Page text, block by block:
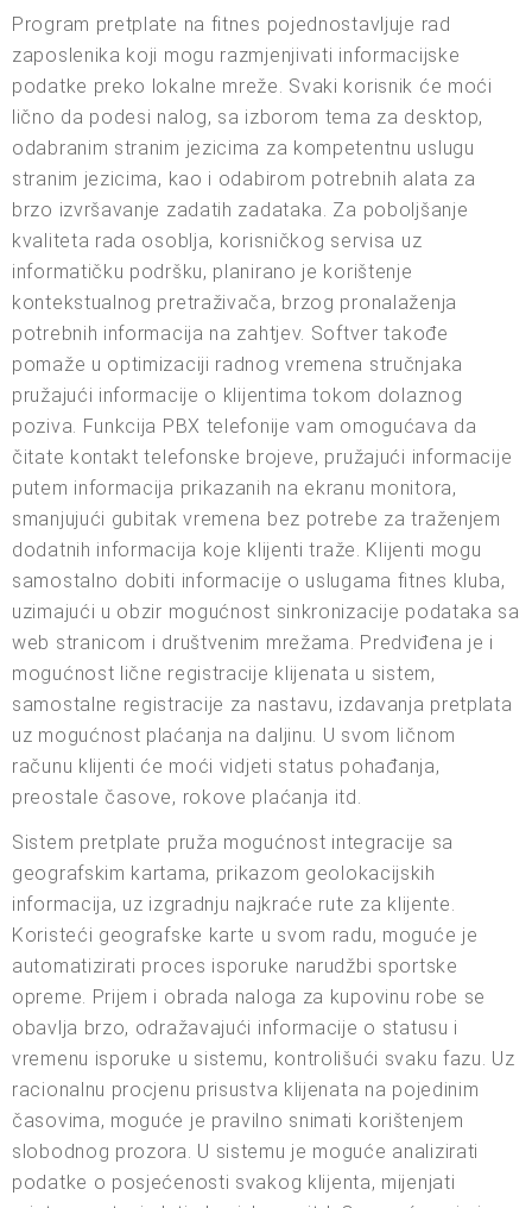
Program pretplate na fitnes pojednostavljuje rad
zaposlenika koji mogu razmjenjivati informacijske
podatke preko lokalne mreže. Svaki korisnik će moći
lično da podesi nalog, sa izborom tema za desktop,
odabranim stranim jezicima za kompetentnu uslugu
stranim jezicima, kao i odabirom potrebnih alata za
brzo izvršavanje zadatih zadataka. Za poboljšanje
kvaliteta rada osoblja, korisničkog servisa uz
informatičku podršku, planirano je korištenje
kontekstualnog pretraživača, brzog pronalaženja
potrebnih informacija na zahtjev. Softver takođe
pomaže u optimizaciji radnog vremena stručnjaka
pružajući informacije o klijentima tokom dolaznog
poziva. Funkcija PBX telefonije vam omogućava da
čitate kontakt telefonske brojeve, pružajući informacije
putem informacija prikazanih na ekranu monitora,
smanjujući gubitak vremena bez potrebe za traženjem
dodatnih informacija koje klijenti traže. Klijenti mogu
samostalno dobiti informacije o uslugama fitnes kluba,
uzimajući u obzir mogućnost sinkronizacije podataka sa
web stranicom i društvenim mrežama. Predviđena je i
mogućnost lične registracije klijenata u sistem,
samostalne registracije za nastavu, izdavanja pretplata
uz mogućnost plaćanja na daljinu. U svom ličnom
računu klijenti će moći vidjeti status pohađanja,
preostale časove, rokove plaćanja itd.
Sistem pretplate pruža mogućnost integracije sa
geografskim kartama, prikazom geolokacijskih
informacija, uz izgradnju najkraće rute za klijente.
Koristeći geografske karte u svom radu, moguće je
automatizirati proces isporuke narudžbi sportske
opreme. Prijem i obrada naloga za kupovinu robe se
obavlja brzo, odražavajući informacije o statusu i
vremenu isporuke u sistemu, kontrolišući svaku fazu. Uz
racionalnu procjenu prisustva klijenata na pojedinim
časovima, moguće je pravilno snimati korištenjem
slobodnog prozora. U sistemu je moguće analizirati
podatke o posjećenosti svakog klijenta, mijenjati